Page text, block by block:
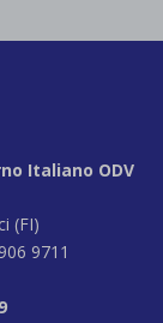
Italiano ODV
(FI)
9711